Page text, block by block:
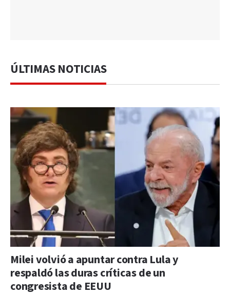
ÚLTIMAS NOTICIAS
Milei volvió a apuntar contra Lula y
respaldó las duras críticas de un
congresista de EEUU